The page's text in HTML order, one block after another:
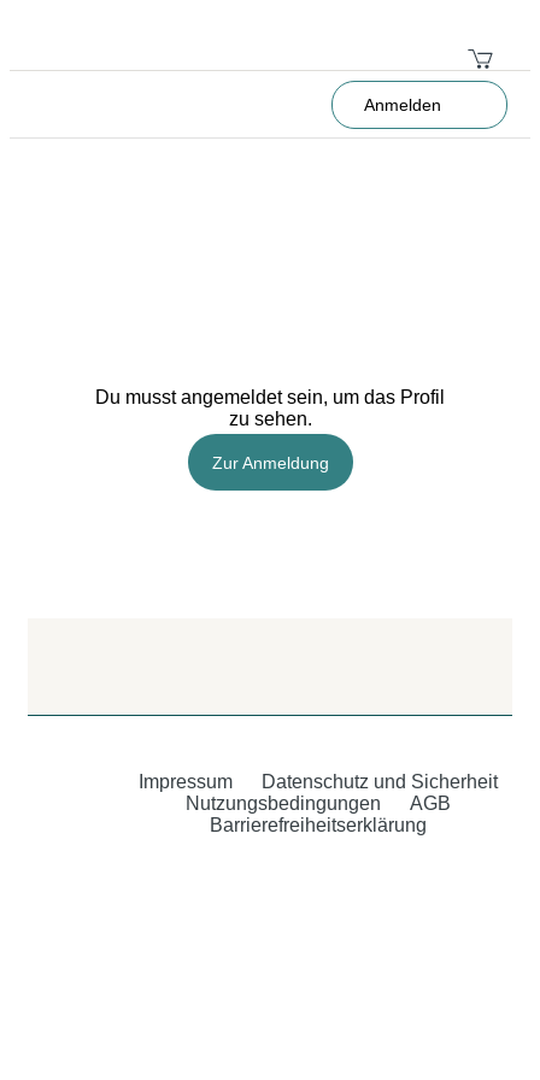
Anmelden
Du musst angemeldet sein, um das Profil
zu sehen.
Zur Anmeldung
Impressum
Datenschutz und Sicherheit
Nutzungsbedingungen
AGB
Barrierefreiheitserklärung